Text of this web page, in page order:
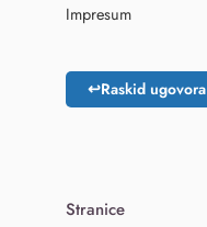
Impresum
↩Raskid ugovora
Stranice